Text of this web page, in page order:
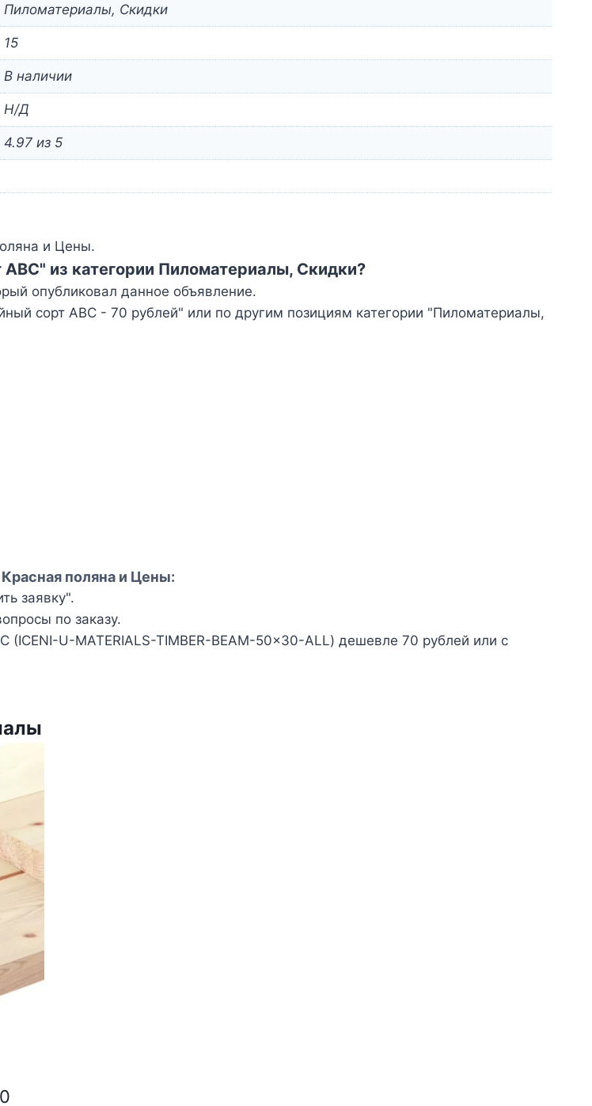
Пиломатериалы, Скидки
15
В наличии
Н/Д
4.97 из 5
и Цены.
из категории Пиломатериалы, Скидки?
опубликовал данное объявление.
сорт АВС - 70 рублей" или по другим позициям категории "Пиломатериалы,
поляна и Цены:
заявку".
по заказу.
U-MATERIALS-TIMBER-BEAM-50x30-ALL) дешевле 70 рублей или с